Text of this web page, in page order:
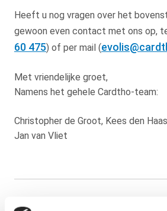
Heeft u nog vragen over het
gewoon even contact met ons op,
60 475) of per mail (
Met vriendelijke groet,
Namens het gehele Cardtho-team:
Christopher de Groot, Kees den
Jan van Vliet